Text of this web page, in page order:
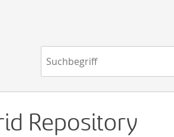
Navigation
Repository